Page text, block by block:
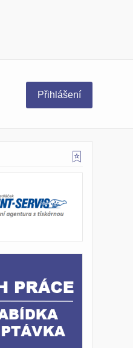
Přihlášení